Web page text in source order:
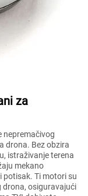
za
nepremačivog
drona. Bez obzira
istraživanje terena
mekano
potisak. Ti motori su
drona, osiguravajući